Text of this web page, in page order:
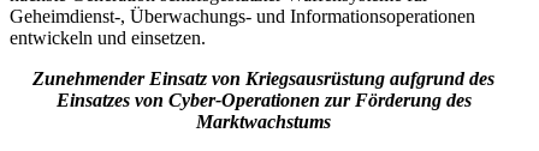
Geheimdienst-, Überwachungs- und Informationsoperationen
entwickeln und einsetzen.
Zunehmender Einsatz von Kriegsausrüstung aufgrund des
Einsatzes von Cyber-Operationen zur Förderung des
Marktwachstums